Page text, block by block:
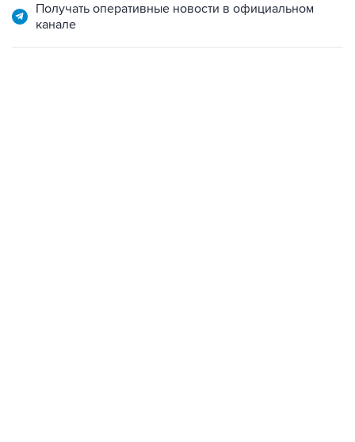
Получать оперативные новости в официальном
канале